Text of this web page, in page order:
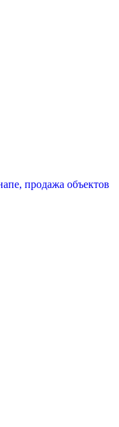
продажа объектов